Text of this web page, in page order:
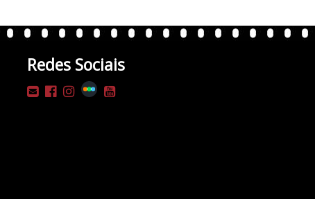
Redes Sociais